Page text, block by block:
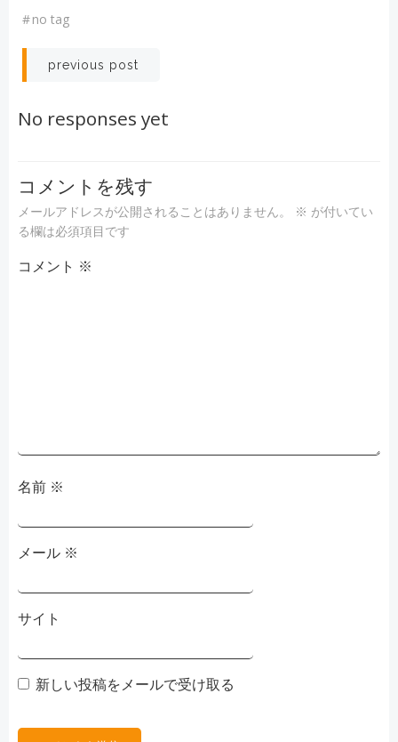
#no tag
投
稿
ビ
ゲ
ー
previous post
No responses yet
コメントを残す
メールアドレスが公開されることはありません。 ※ が付いてい
る欄は必須項目です
コメント ※
名前 ※
メール ※
サイト
新しい投稿をメールで受け取る